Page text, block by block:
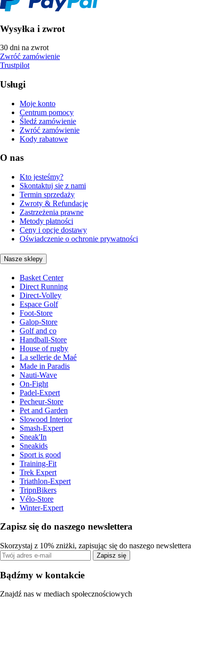
Wysyłka i zwrot
30 dni na zwrot
Zwróć zamówienie
Trustpilot
Usługi
Moje konto
Centrum pomocy
Śledź zamówienie
Zwróć zamówienie
Kody rabatowe
O nas
Kto jesteśmy?
Skontaktuj się z nami
Termin sprzedaży
Zwroty & Refundacje
Zastrzeżenia prawne
Metody płatności
Ceny i opcje dostawy
Oświadczenie o ochronie prywatności
Nasze sklepy
Basket Center
Direct Running
Direct-Volley
Espace Golf
Foot-Store
Galop-Store
Golf and co
Handball-Store
House of rugby
La sellerie de Maé
Made in Paradis
Nauti-Wave
On-Fight
Padel-Expert
Pecheur-Store
Pet and Garden
Slowood Interior
Smash-Expert
Sneak'In
Sneakids
Sport is good
Training-Fit
Trek Expert
Triathlon-Expert
TripnBikers
Vélo-Store
Winter-Expert
Zapisz się do naszego newslettera
Skorzystaj z 10% zniżki, zapisując się do naszego newslettera
Zapisz się
Bądźmy w kontakcie
Znajdź nas w mediach społecznościowych